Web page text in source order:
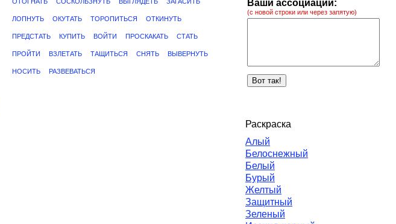
ЛОПНУТЬ ОКУТАТЬ ТОРОПИТЬСЯ ОТКИНУТЬ
ПРЕДСТАТЬ КУПИТЬ ВОЙТИ ПРОСКАКАТЬ СТАТЬ
ПРОЙТИ ВЗЛЕТАТЬ ТАЩИТЬСЯ СНЯТЬ ВЫВЕРНУТЬ
НОСИТЬ РАЗВЕВАТЬСЯ
Ваши ассоциации:
(с новой строки или через запятую)
Раскраска
Алый
Белоснежный
Белый
Бурый
Желтый
Защитный
Зеленый